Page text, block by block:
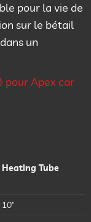
pour la vie de
sur le bétail
un
pour Apex car
Heating Tube
10″